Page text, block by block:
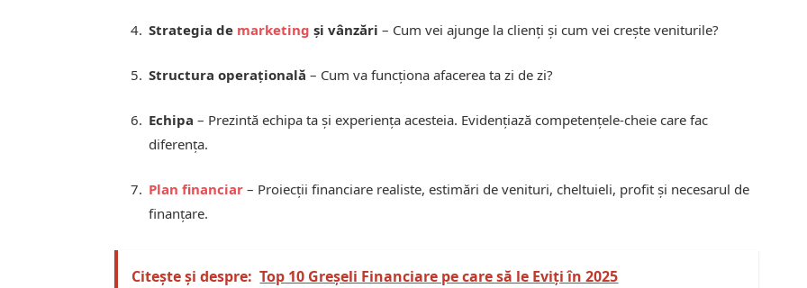
Strategia de marketing și vânzări – Cum vei ajunge la clienți și cum vei crește veniturile?
Structura operațională – Cum va funcționa afacerea ta zi de zi?
Echipa – Prezintă echipa ta și experiența acesteia. Evidențiază competențele-cheie care fac
diferența.
Plan financiar – Proiecții financiare realiste, estimări de venituri, cheltuieli, profit și necesarul de
finanțare.
Citește și despre: Top 10 Greșeli Financiare pe care să le Eviți în 2025